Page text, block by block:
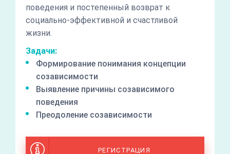
поведения и постепенный возврат к
социально-эффективной и счастливой
жизни.
Задачи:
Формирование понимания концепции
созависимости
Выявление причины созависимого
поведения
Преодоление созависимости
РЕГИСТРАЦИЯ